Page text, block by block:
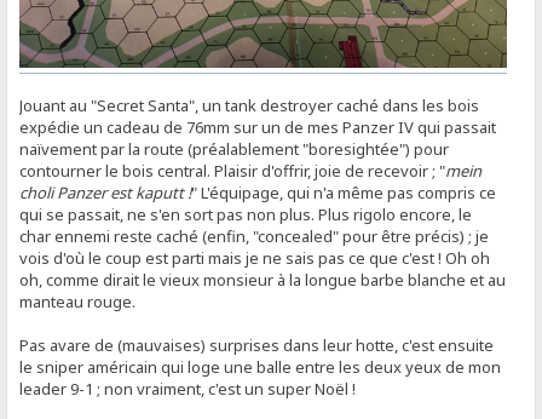
Jouant au "Secret Santa", un tank destroyer caché dans les bois
expédie un cadeau de 76mm sur un de mes Panzer IV qui passait
naïvement par la route (préalablement "boresightée") pour
contourner le bois central. Plaisir d'offrir, joie de recevoir ; "mein
choli Panzer est kaputt !" L'équipage, qui n'a même pas compris ce
qui se passait, ne s'en sort pas non plus. Plus rigolo encore, le
char ennemi reste caché (enfin, "concealed" pour être précis) ; je
vois d'où le coup est parti mais je ne sais pas ce que c'est ! Oh oh
oh, comme dirait le vieux monsieur à la longue barbe blanche et au
manteau rouge.
Pas avare de (mauvaises) surprises dans leur hotte, c'est ensuite
le sniper américain qui loge une balle entre les deux yeux de mon
leader 9-1 ; non vraiment, c'est un super Noël !